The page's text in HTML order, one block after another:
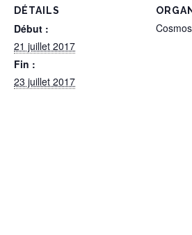
DÉTAILS
Début :
21 juillet 2017
Fin :
23 juillet 2017
Cosmos